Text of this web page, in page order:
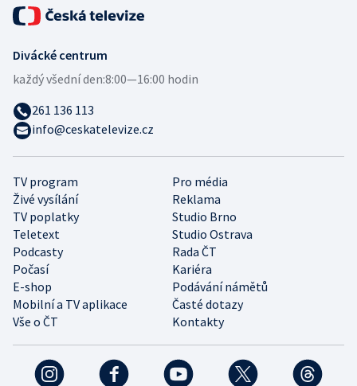
TV program
Pro média
Živé vysílání
Reklama
TV poplatky
Studio Brno
Teletext
Studio Ostrava
Podcasty
Rada ČT
Počasí
Kariéra
E-shop
Podávání námětů
Mobilní a TV aplikace
Časté dotazy
Vše o ČT
Kontakty
Divácké centrum
každý všední den:8:00—16:00 hodin
261 136 113
info@ceskatelevize.cz